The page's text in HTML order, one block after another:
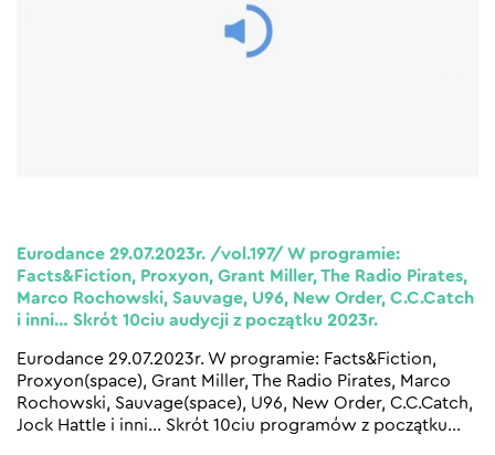
Eurodance 29.07.2023r. /vol.197/ W programie:
Facts&Fiction, Proxyon, Grant Miller, The Radio Pirates,
Marco Rochowski, Sauvage, U96, New Order, C.C.Catch
i inni… Skrót 10ciu audycji z początku 2023r.
Eurodance 29.07.2023r. W programie: Facts&Fiction,
Proxyon(space), Grant Miller, The Radio Pirates, Marco
Rochowski, Sauvage(space), U96, New Order, C.C.Catch,
Jock Hattle i inni… Skrót 10ciu programów z początku…